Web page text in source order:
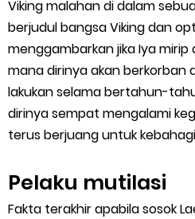
Viking malahan di dalam
berjudul bangsa Viking dan
menggambarkan jika Iya
mana dirinya akan berkorban
lakukan selama bertahun-
dirinya sempat mengalami
terus berjuang untuk
Pelaku mutilasi
Fakta terakhir apabila sosok